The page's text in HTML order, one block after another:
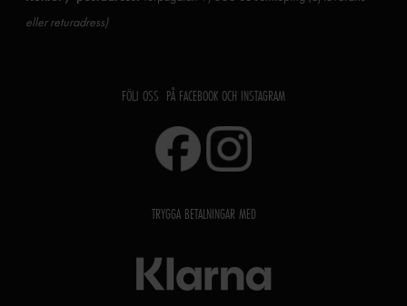
eller returadress)
FÖLJ OSS PÅ FACEBOOK OCH INSTAGRAM
TRYGGA BETALNINGAR MED